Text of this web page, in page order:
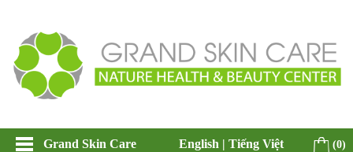
Grand Skin Care English | Tiếng Việt (0)